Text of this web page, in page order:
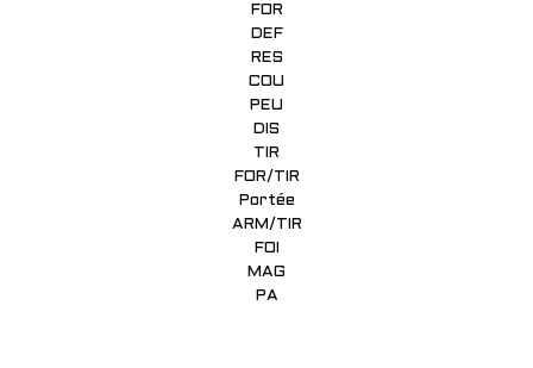
FOR
DEF
RES
COU
PEU
DIS
TIR
FOR/TIR
Portée
ARM/TIR
FOI
MAG
PA